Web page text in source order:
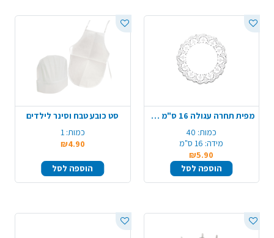
מפית תחרה עגולה 16 ס"מ 40 יח' - לבן
כמות: 40
מידה: 16 ס"מ
₪5.90
הוספה לסל
סט כובע טבח וסינר לילדים
כמות: 1
₪4.90
הוספה לסל